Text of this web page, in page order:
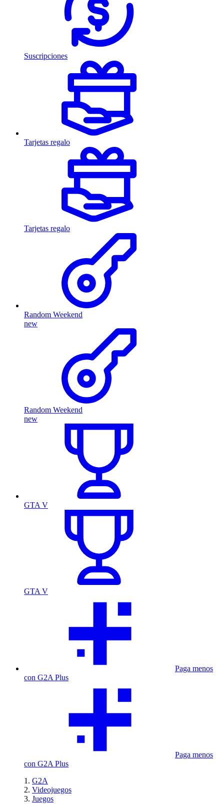
Suscripciones
Tarjetas regalo
Tarjetas regalo
Random Weekend
new
Random Weekend
new
GTA V
GTA V
Paga menos
con G2A Plus
Paga menos
con G2A Plus
G2A
Videojuegos
Juegos